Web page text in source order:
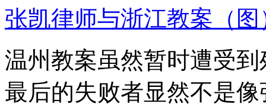
张凯律师与浙江教案（图
温州教案虽然暂时遭受
最后的失败者显然不是